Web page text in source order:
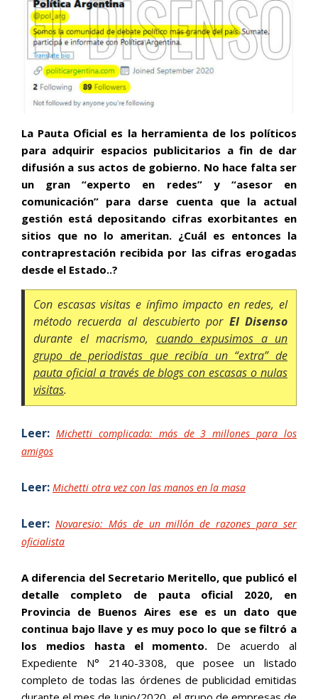
La Pauta Oficial es la herramienta de los políticos
para adquirir espacios publicitarios a fin de dar
difusión a sus actos de gobierno. No hace falta ser
un gran “experto en redes” y “asesor en
comunicación” para darse cuenta que la actual
gestión está depositando cifras exorbitantes en
sitios que no lo ameritan. ¿Cuál es entonces la
contraprestación recibida por las cifras erogadas
desde el Estado..?
Con escasas visitas e ínfimo impacto en redes, el
método recuerda al descubierto por El Disenso
durante el macrismo, cuando expusimos a un
grupo de periodistas que recibía un “extra” de
pauta oficial a través de blogs con escasas o nulas
visitas.
Leer: Michetti complicada: más de 3 millones para los
amigos
Leer: Michetti otra vez con las manos en la masa
Leer: Novaresio: Más de un millón de razones para ser
oficialista
A diferencia del Secretario Meritello, que publicó el
detalle completo de pauta oficial 2020, en
Provincia de Buenos Aires ese es un dato que
continua bajo llave y es muy poco lo que se filtró a
los medios hasta el momento. De acuerdo al
Expediente N° 2140-3308, que posee un listado
completo de todas las órdenes de publicidad emitidas